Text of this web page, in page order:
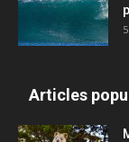
Articles